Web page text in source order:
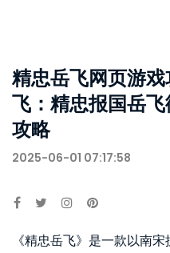
精忠岳飞网页游
飞：精忠报国岳
攻略
2025-06-01 07:17:58
《精忠岳飞》是一款以南